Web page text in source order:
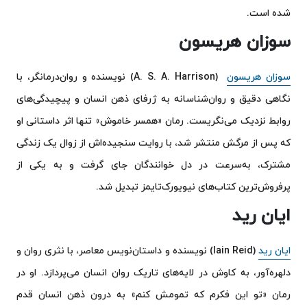
شده است.
سوزان هریسون
سوزان هریسون
(A. S. A. Harrison) نویسنده و روان‌درمانگر، با
نگاهی دقیق و روان‌شناسانه به ژرفای ذهن انسان و پیچیدگی‌های
روابط نزدیک می‌نگریست. رمان «همسر خاموش» تنها اثر داستانی او
که پس از مرگش منتشر شد، با روایت سنجیده‌اش از زوال یک زندگی
مشترک، به‌سرعت در دل خوانندگان جای گرفت و به یکی از
پرفروش‌ترین کتاب‌های نیویورک‌تایمز تبدیل شد.
ایان رید
ایان رید
(Iain Reid) نویسنده و داستان‌نویس معاصر، با نثری روان و
دلهره‌آور، به کاوش در لایه‌های تاریک روان انسان می‌پردازد. او در
رمان «تو این فکرم که تمومش کنم» به درون ذهن انسان قدم